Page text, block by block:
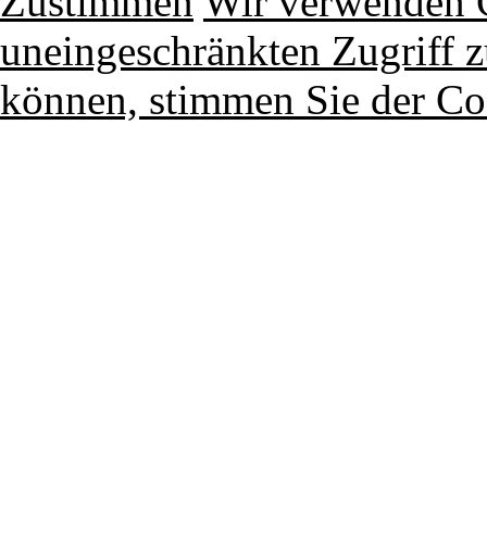
uneingeschränkten Zugriff
können, stimmen Sie der